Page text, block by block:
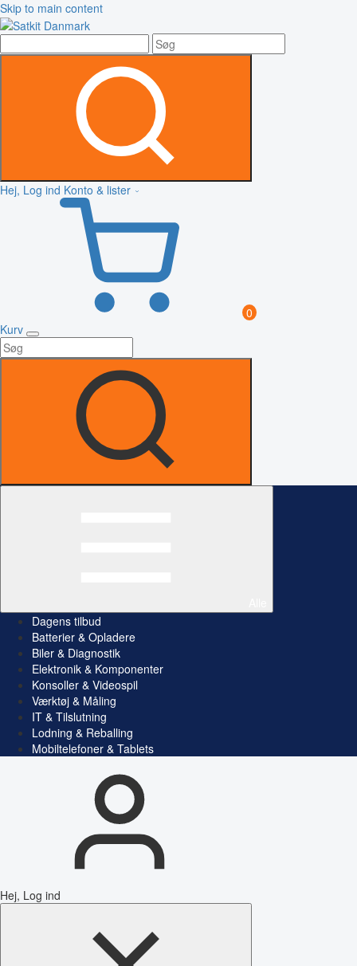
Skip to main content
Hej, Log ind Konto & lister
0
Kurv
Dagens tilbud
Batterier & Opladere
Biler & Diagnostik
Elektronik & Komponenter
Konsoller & Videospil
Værktøj & Måling
IT & Tilslutning
Lodning & Reballing
Mobiltelefoner & Tablets
Hej, Log ind